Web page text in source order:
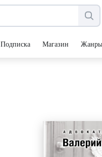
Подписка Магазин Жанры